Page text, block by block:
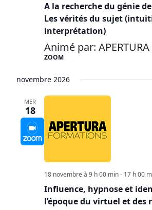
A la recherche du génie
Les vérités du sujet
interprétation)
Animé par: APERTURA
ZOOM
novembre 2026
MER
18
18 novembre à 9 h 00 min- 17 h 00
Influence, hypnose et
l’époque du virtuel et des